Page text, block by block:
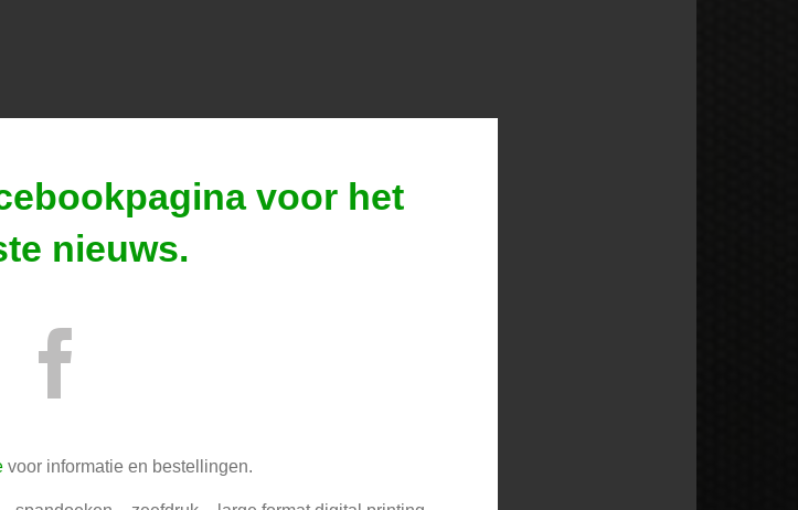
voor het
nieuws.
voor informatie en bestellingen.